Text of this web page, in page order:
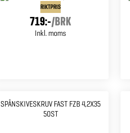
RIKTPRIS
719:-/BRK
Inkl. moms
SPÅNSKIVESKRUV FAST FZB 4,2X35
50ST